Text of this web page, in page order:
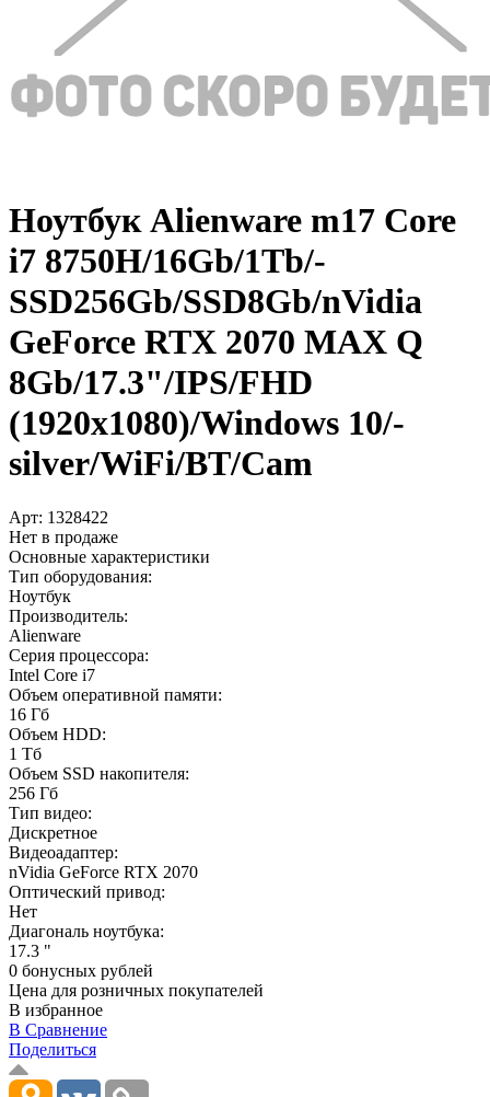
Ноутбук Alienware m17 Core
i7 8750H/­16Gb/­1Tb/­
SSD256Gb/­SSD8Gb/­nVidia
GeForce RTX 2070 MAX Q
8Gb/­17.3"/­IPS/­FHD
(1920x1080)/­Windows 10/­
silver/­WiFi/­BT/­Cam
Арт: 1328422
Нет в продаже
Основные характеристики
Тип оборудования:
Ноутбук
Производитель:
Alienware
Серия процессора:
Intel Core i7
Объем оперативной памяти:
16 Гб
Объем HDD:
1 Тб
Объем SSD накопителя:
256 Гб
Тип видео:
Дискретное
Видеоадаптер:
nVidia GeForce RTX 2070
Оптический привод:
Нет
Диагональ ноутбука:
17.3 "
0 бонусных рублей
Цена для розничных покупателей
В избранное
В Сравнение
Поделиться